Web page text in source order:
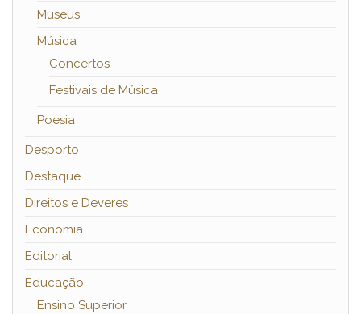
Museus
Música
Concertos
Festivais de Música
Poesia
Desporto
Destaque
Direitos e Deveres
Economia
Editorial
Educação
Ensino Superior